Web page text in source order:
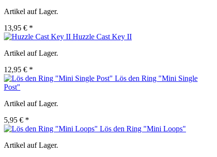
Artikel auf Lager.
13,95 € *
Huzzle Cast Key II
Artikel auf Lager.
12,95 € *
Lös den Ring "Mini Single
Post"
Artikel auf Lager.
5,95 € *
Lös den Ring "Mini Loops"
Artikel auf Lager.